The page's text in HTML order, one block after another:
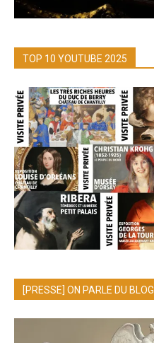
TOP 10 YOUTUBE 2025
[PRESSE] ON PARLE DU BLOG